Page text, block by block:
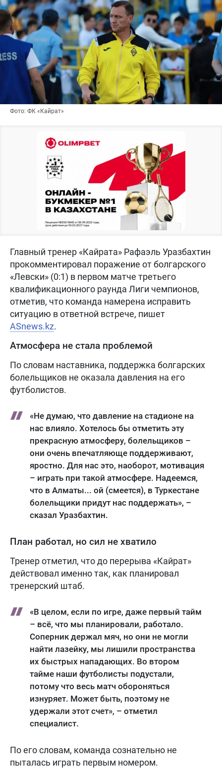
Фото: ФК «Кайрат»
Главный тренер «Кайрата» Рафаэль Уразбахтин
прокомментировал поражение от болгарского
«Левски» (0:1) в первом матче третьего
квалификационного раунда Лиги чемпионов,
отметив, что команда намерена исправить
ситуацию в ответной встрече, пишет
ASnews.kz.
Атмосфера не стала проблемой
По словам наставника, поддержка болгарских
болельщиков не оказала давления на его
футболистов.
«Не думаю, что давление на стадионе на
нас влияло. Хотелось бы отметить эту
прекрасную атмосферу, болельщиков –
они очень впечатляюще поддерживают,
яростно. Для нас это, наоборот, мотивация
– играть при такой атмосфере. Надеемся,
что в Алматы... ой (смеется), в Туркестане
болельщики придут нас поддержать», –
сказал Уразбахтин.
План работал, но сил не хватило
Тренер отметил, что до перерыва «Кайрат»
действовал именно так, как планировал
тренерский штаб.
«В целом, если по игре, даже первый тайм
– всё, что мы планировали, работало.
Соперник держал мяч, но они не могли
найти лазейку, мы лишили пространства
их быстрых нападающих. Во втором
тайме наши футболисты подустали,
потому что весь матч обороняться
изнуряет. Может быть, поэтому не
удержали этот счет», – отметил
специалист.
По его словам, команда сознательно не
пыталась играть первым номером.